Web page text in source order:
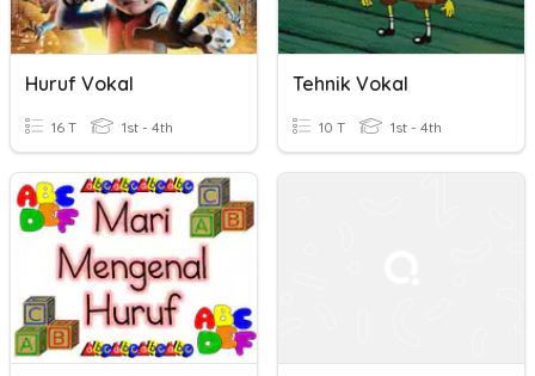
Huruf Vokal
16 T 1st - 4th
Tehnik Vokal
10 T 1st - 4th